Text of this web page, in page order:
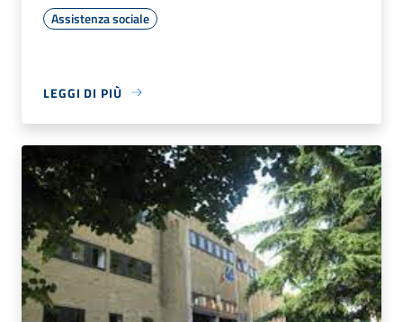
Assistenza sociale
LEGGI DI PIÙ